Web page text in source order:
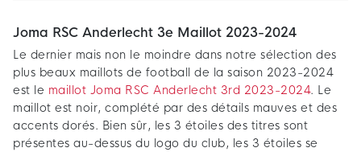
Joma RSC Anderlecht 3e Maillot 2023-2024
Le dernier mais non le moindre dans notre sélection des
plus beaux maillots de football de la saison 2023-2024
est le maillot Joma RSC Anderlecht 3rd 2023-2024. Le
maillot est noir, complété par des détails mauves et des
accents dorés. Bien sûr, les 3 étoiles des titres sont
présentes au-dessus du logo du club, les 3 étoiles se